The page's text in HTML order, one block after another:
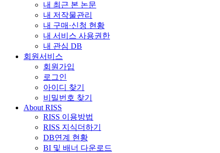
내 최근 본 논문
내 저작물관리
내 구매·신청 현황
내 서비스 사용권한
내 관심 DB
회원서비스
회원가입
로그인
아이디 찾기
비밀번호 찾기
About RISS
RISS 이용방법
RISS 지식더하기
DB연계 현황
BI 및 배너 다운로드